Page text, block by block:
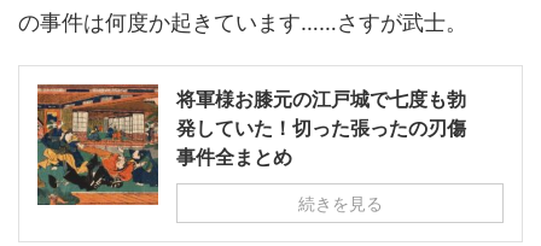
の事件は何度か起きています……さすが武士。
将軍様お膝元の江戸城で七度も勃
発していた！切った張ったの刃傷
事件全まとめ
続きを見る